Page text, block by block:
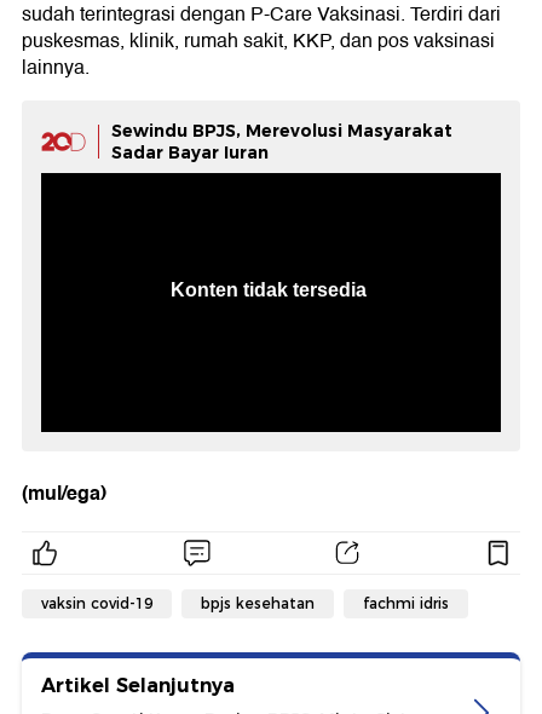
sudah terintegrasi dengan P-Care Vaksinasi. Terdiri dari
puskesmas, klinik, rumah sakit, KKP, dan pos vaksinasi
lainnya.
Sewindu BPJS, Merevolusi Masyarakat
Sadar Bayar Iuran
(mul/ega)
vaksin covid-19 bpjs kesehatan fachmi idris
Artikel Selanjutnya